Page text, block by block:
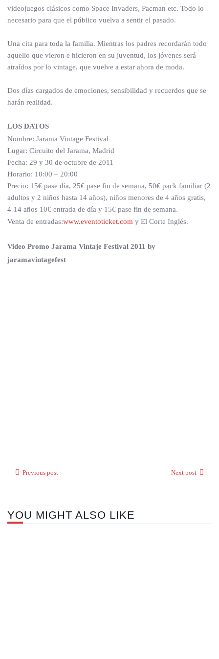
videojuegos clásicos como Space Invaders, Pacman etc. Todo lo
necesario para que el público vuelva a sentir el pasado.
Una cita para toda la familia. Mientras los padres recordarán todo
aquello que vieron e hicieron en su juventud, los jóvenes será
atraídos por lo vintage, que vuelve a estar ahora de moda.
Dos días cargados de emociones, sensibilidad y recuerdos que se
harán realidad.
LOS DATOS
Nombre: Jarama Vintage Festival
Lugar: Circuito del Jarama, Madrid
Fecha: 29 y 30 de octubre de 2011
Horario: 10:00 – 20:00
Precio: 15€ pase día, 25€ pase fin de semana, 50€ pack familiar (2
adultos y 2 niños hasta 14 años), niños menores de 4 años gratis,
4-14 años 10€ entrada de día y 15€ pase fin de semana.
Venta de entradas:www.eventoticket.com y El Corte Inglés.
Video Promo Jarama Vintaje Festival 2011 by
jaramavintagefest
Previous post Next post
YOU MIGHT ALSO LIKE